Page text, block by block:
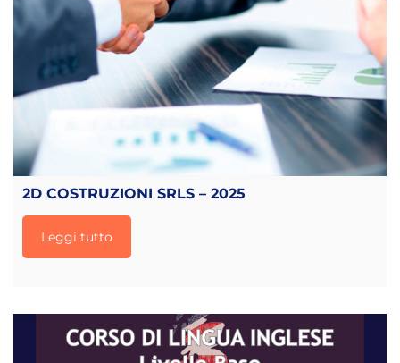
2D COSTRUZIONI SRLS – 2025
Leggi tutto